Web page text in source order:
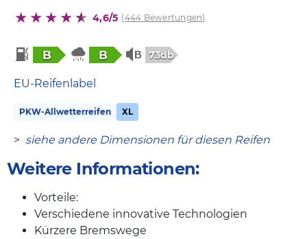
4,6/5 (444 Bewertungen)
B B 73db
EU-Reifenlabel
PKW-Allwetterreifen XL
> siehe andere Dimensionen für diesen Reifen
Weitere Informationen:
Vorteile:
Verschiedene innovative Technologien
Kürzere Bremswege